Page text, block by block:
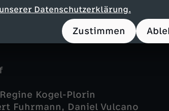
Datenschutzerklärung.
Zustimmen
Kogel-Plorin
Fuhrmann, Daniel Vulcano